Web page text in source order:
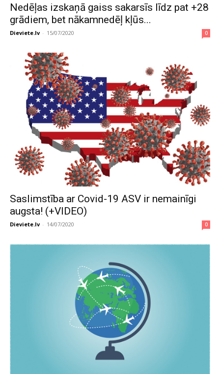
Nedēļas izskaņā gaiss sakarsīs līdz pat +28
grādiem, bet nākamnedēļ kļūs...
Dieviete.lv - 15/07/2020 0
Saslimstība ar Covid-19 ASV ir nemainīgi
augsta! (+VIDEO)
Dieviete.lv - 14/07/2020 0